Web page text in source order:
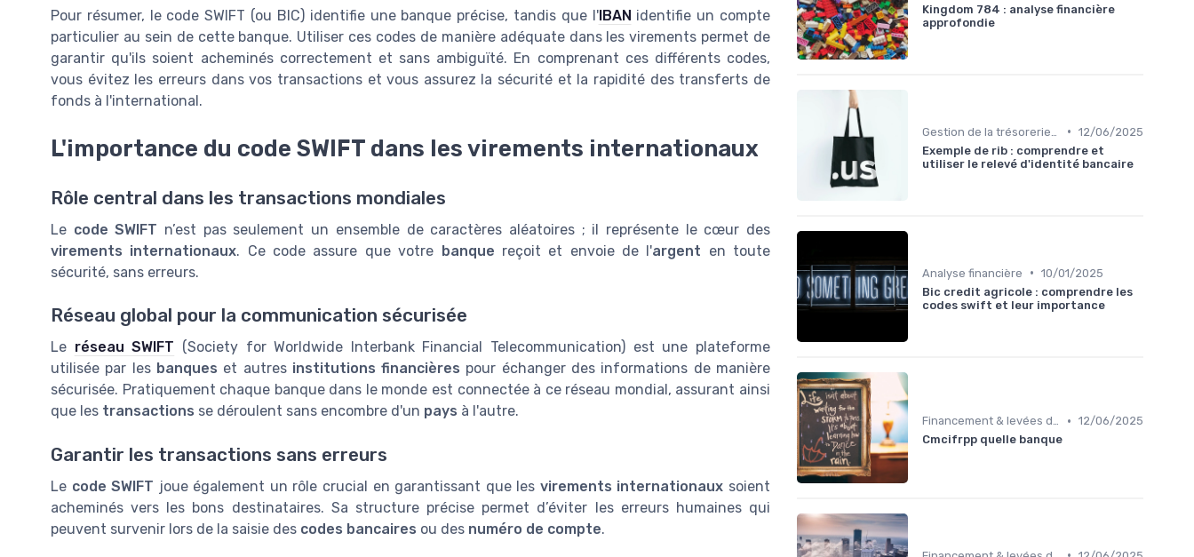
Pour résumer, le code SWIFT (ou BIC) identifie une banque précise, tandis que l'IBAN identifie un compte
particulier au sein de cette banque. Utiliser ces codes de manière adéquate dans les virements permet de
garantir qu'ils soient acheminés correctement et sans ambiguïté. En comprenant ces différents codes,
vous évitez les erreurs dans vos transactions et vous assurez la sécurité et la rapidité des transferts de
fonds à l'international.
L'importance du code SWIFT dans les virements internationaux
Rôle central dans les transactions mondiales
Le code SWIFT n’est pas seulement un ensemble de caractères aléatoires ; il représente le cœur des
virements internationaux. Ce code assure que votre banque reçoit et envoie de l'argent en toute
sécurité, sans erreurs.
Réseau global pour la communication sécurisée
Le réseau SWIFT (Society for Worldwide Interbank Financial Telecommunication) est une plateforme
utilisée par les banques et autres institutions financières pour échanger des informations de manière
sécurisée. Pratiquement chaque banque dans le monde est connectée à ce réseau mondial, assurant ainsi
que les transactions se déroulent sans encombre d'un pays à l'autre.
Garantir les transactions sans erreurs
Le code SWIFT joue également un rôle crucial en garantissant que les virements internationaux soient
acheminés vers les bons destinataires. Sa structure précise permet d’éviter les erreurs humaines qui
peuvent survenir lors de la saisie des codes bancaires ou des numéro de compte.
Kingdom 784 : analyse financière
approfondie
• 12/06/2025
Exemple de rib : comprendre et
utiliser le relevé d'identité bancaire
Analyse financière • 10/01/2025
Bic credit agricole : comprendre les
codes swift et leur importance
Financement & levées de fonds • 12/06/2025
Cmcifrpp quelle banque